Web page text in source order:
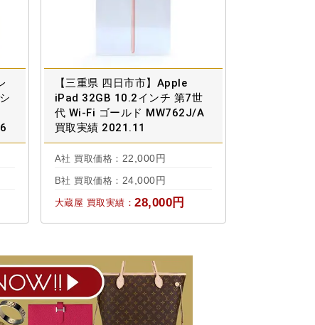
【三重県 四日市市】Apple
iPad 32GB 10.2インチ 第7世
代 Wi-Fi ゴールド MW762J/A
買取実績 2021.11
A社 買取価格： 22,000円
B社 買取価格： 24,000円
大蔵屋 買取実績： 28,000円